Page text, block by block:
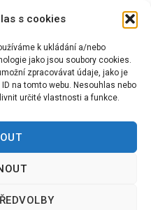
s cookies
k ukládání a/nebo
jako jsou soubory cookies.
zpracovávat údaje, jako je
na tomto webu. Nesouhlas nebo
určité vlastnosti a funkce.